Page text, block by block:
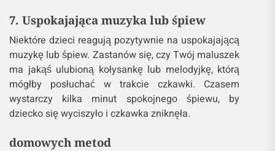
7. Uspokajająca muzyka lub śpiew
Niektóre dzieci reagują pozytywnie na uspokajającą
muzykę lub śpiew. Zastanów się, czy Twój maluszek
ma jakąś ulubioną kołysankę lub melodyjkę, którą
mógłby posłuchać w trakcie czkawki. Czasem
wystarczy kilka minut spokojnego śpiewu, by
dziecko się wyciszyło i czkawka zniknęła.
domowych metod